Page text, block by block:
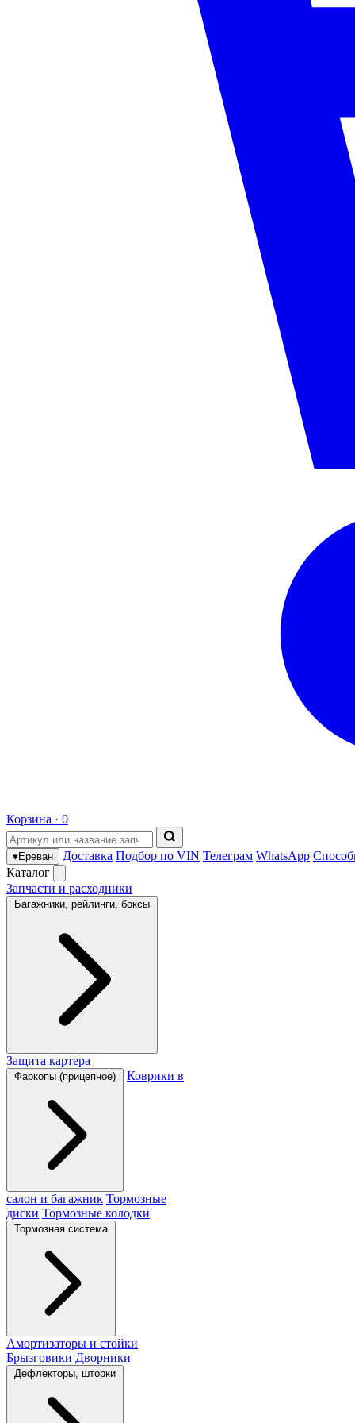
Корзина · 0
▾Ереван Доставка Подбор по VIN Телеграм WhatsApp
Каталог
Запчасти и расходники
Багажники, рейлинги, боксы
Защита картера
Фаркопы (прицепное) Коврики в
салон и багажник Тормозные
диски Тормозные колодки
Тормозная система
Амортизаторы и стойки
Брызговики Дворники
Дефлекторы, шторки